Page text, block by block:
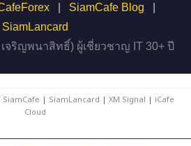
SiamCafe Blog
SiamLancard
จริญพนาสิทธิ์) ผู้เชี่ยวชาญ IT 30+ ปี
SiamCafe | SiamLancard | XM Signal | iCafe
Cloud